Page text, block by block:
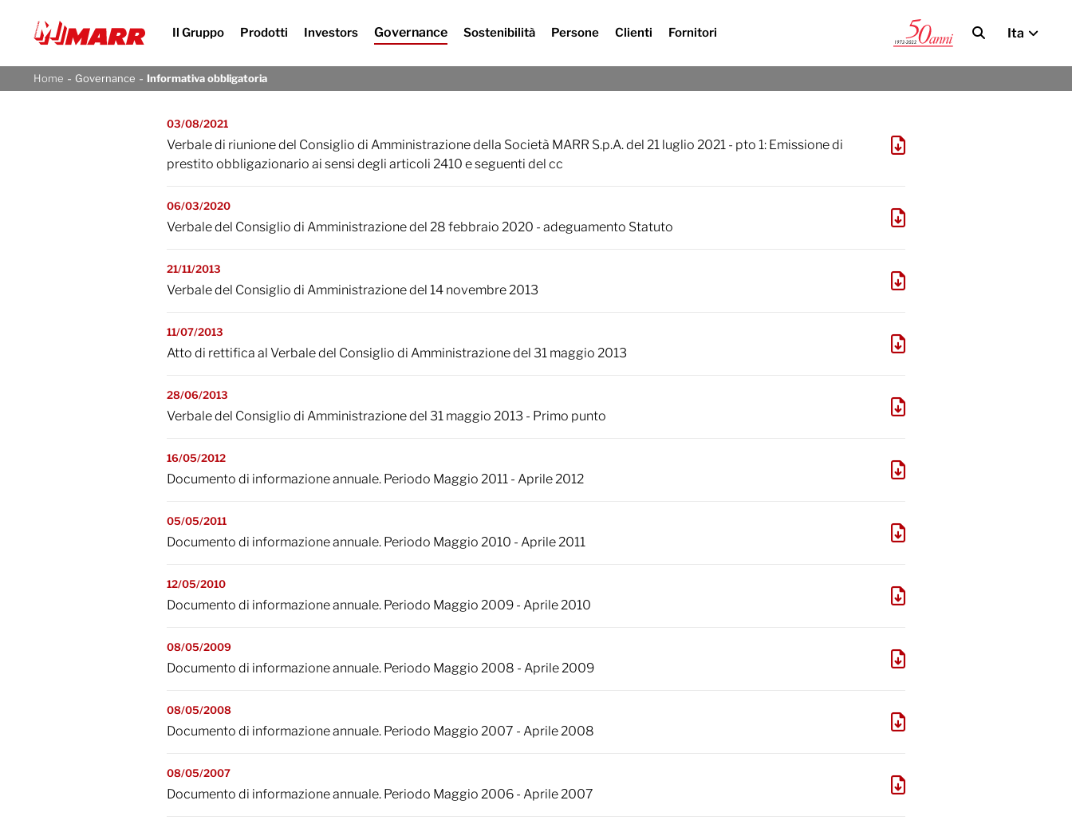
Il Gruppo Prodotti Investors Governance Sostenibilità Persone Clienti Fornitori Ita
Home - Governance - Informativa obbligatoria Informativa obbligatoria
03/08/2021
Verbale di riunione del Consiglio di Amministrazione della Società MARR S.p.A. del 21 luglio 2021 - pto 1: Emissione di
prestito obbligazionario ai sensi degli articoli 2410 e seguenti del cc
06/03/2020
Verbale del Consiglio di Amministrazione del 28 febbraio 2020 - adeguamento Statuto
21/11/2013
Verbale del Consiglio di Amministrazione del 14 novembre 2013
11/07/2013
Atto di rettifica al Verbale del Consiglio di Amministrazione del 31 maggio 2013
28/06/2013
Verbale del Consiglio di Amministrazione del 31 maggio 2013 - Primo punto
16/05/2012
Documento di informazione annuale. Periodo Maggio 2011 - Aprile 2012
05/05/2011
Documento di informazione annuale. Periodo Maggio 2010 - Aprile 2011
12/05/2010
Documento di informazione annuale. Periodo Maggio 2009 - Aprile 2010
08/05/2009
Documento di informazione annuale. Periodo Maggio 2008 - Aprile 2009
08/05/2008
Documento di informazione annuale. Periodo Maggio 2007 - Aprile 2008
08/05/2007
Documento di informazione annuale. Periodo Maggio 2006 - Aprile 2007